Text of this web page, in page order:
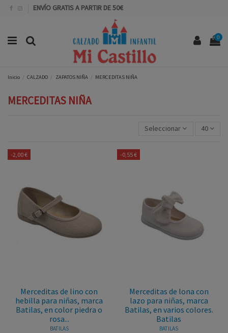
ENVÍO GRATIS A PARTIR DE 50€
0
Inicio CALZADO ZAPATOS NIÑA MERCEDITAS NIÑA
MERCEDITAS NIÑA
Seleccionar 40
-2,00 €
Merceditas de lino con
hebilla para niñas, marca
Batilas, en color piedra o
rosa...
BATILAS
-0,55 €
Merceditas de lona con
lazo para niñas, marca
Batilas, en varios colores.
Batilas
BATILAS